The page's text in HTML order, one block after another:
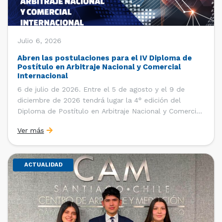
Julio 6, 2026
Abren las postulaciones para el IV Diploma de
Postítulo en Arbitraje Nacional y Comercial
Internacional
6 de julio de 2026. Entre el 5 de agosto y el 9 de
diciembre de 2026 tendrá lugar la 4° edición del
Diploma de Postítulo en Arbitraje Nacional y Comercial
Derecho Internacional de la Facultad de Derecho de la
Universidad de Chile y […]
Ver más
ACTUALIDAD